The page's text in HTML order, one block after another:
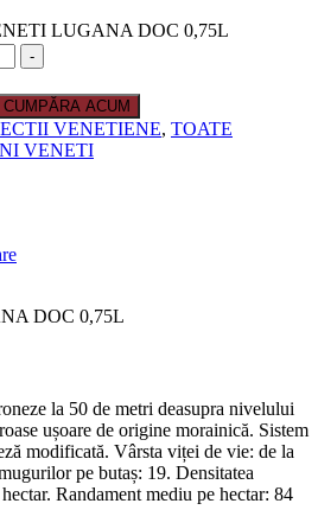
LUGANA DOC 0,75L
-
CUMPĂRA ACUM
VENETIENE, TOATE
VENETI
DOC 0,75L
la 50 de metri deasupra nivelului
ușoare de origine morainică. Sistem
modificată. Vârsta viței de vie: de la
pe butaș: 19. Densitatea
Randament mediu pe hectar: 84